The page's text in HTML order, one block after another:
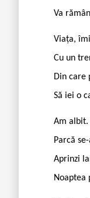
Va
Viața,
Cu un
Din care
Să iei o
Am albit.
Parcă
Aprinzi
Noaptea